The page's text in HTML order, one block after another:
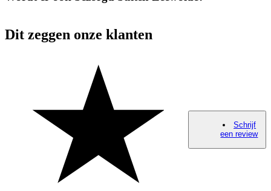
Dit zeggen onze klanten
Schrijf
een review